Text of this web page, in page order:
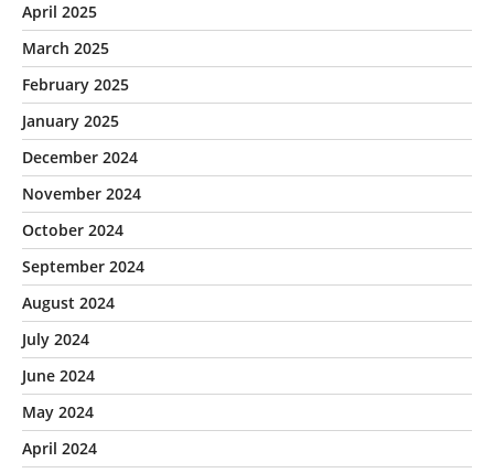
April 2025
March 2025
February 2025
January 2025
December 2024
November 2024
October 2024
September 2024
August 2024
July 2024
June 2024
May 2024
April 2024